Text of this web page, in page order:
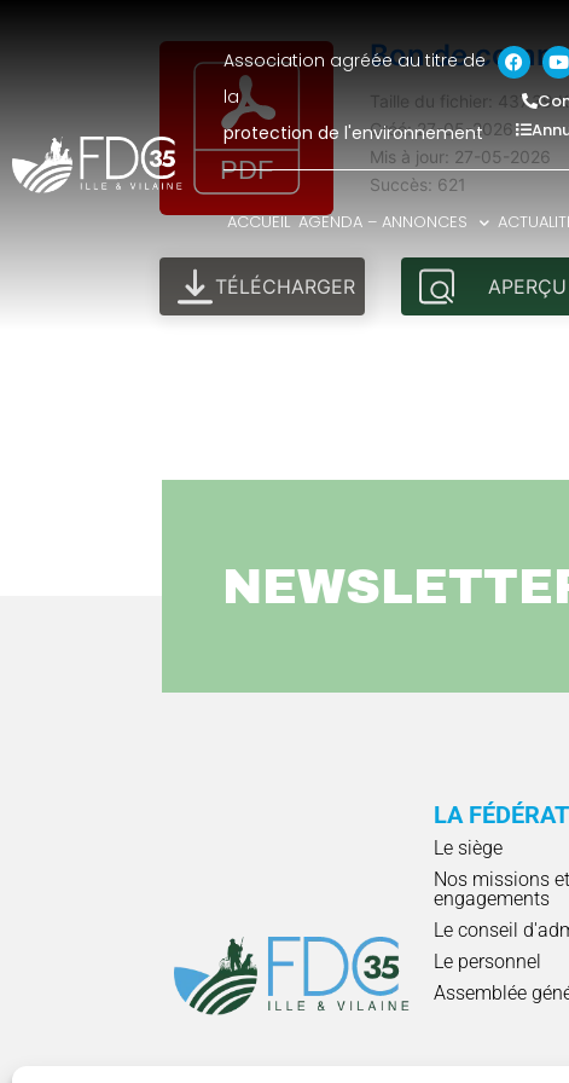
Association agréée au titre de
la
protection de l'environnement
ACCUEIL AGENDA – ANNONCES
Bon de
Taille du fichier: 437.39
Créé: 27-05-2026
Mis à jour: 27-05-2026
Succès: 621
TÉLÉCHARGER APERÇU
LA
Le siège
Nos missions et
engagements
Le conseil
Le personnel
Assemblée